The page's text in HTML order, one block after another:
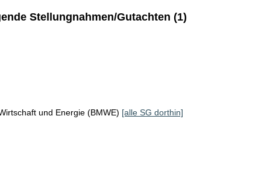
Stellungnahmen/Gutachten (1)
und Energie (BMWE) [alle SG dorthin]